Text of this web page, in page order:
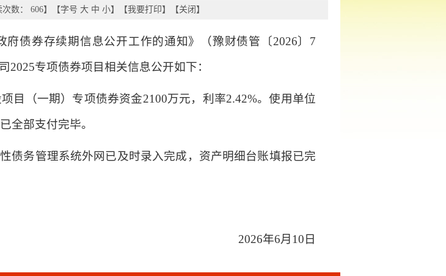
数： 606】【字号 大 中 小】【我要打印】【关闭 】
债券存续期信息公开工作的通知》（豫财债管〔2026〕7
专项债券项目相关信息公开如下：
目（一期）专项债券资金2100万元，利率2.42%。使用单位
全部支付完毕。
债务管理系统外网已及时录入完成，资产明细台账填报已完
2026年6月10日